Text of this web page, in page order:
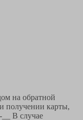
на обратной
получении карты,
__ В случае